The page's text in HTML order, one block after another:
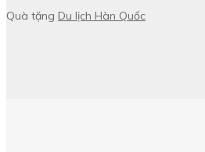
Quà tặng Du lịch Hàn Quốc